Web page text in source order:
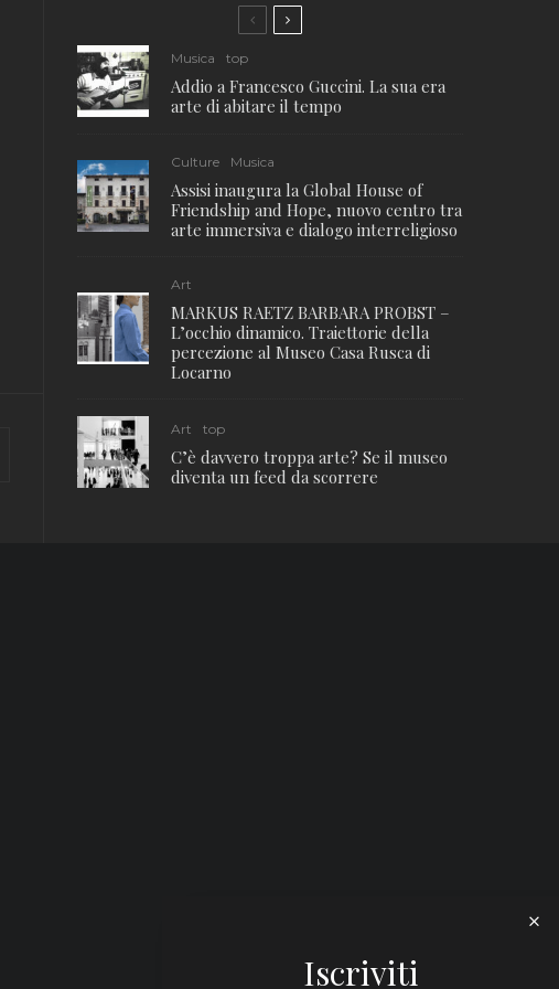
Musica top
Addio a Francesco Guccini. La sua era
arte di abitare il tempo
Culture Musica
Assisi inaugura la Global House of
Friendship and Hope, nuovo centro tra
arte immersiva e dialogo interreligioso
Art
MARKUS RAETZ BARBARA PROBST –
L’occhio dinamico. Traiettorie della
percezione al Museo Casa Rusca di
Locarno
Art top
C’è davvero troppa arte? Se il museo
diventa un feed da scorrere
Iscriviti